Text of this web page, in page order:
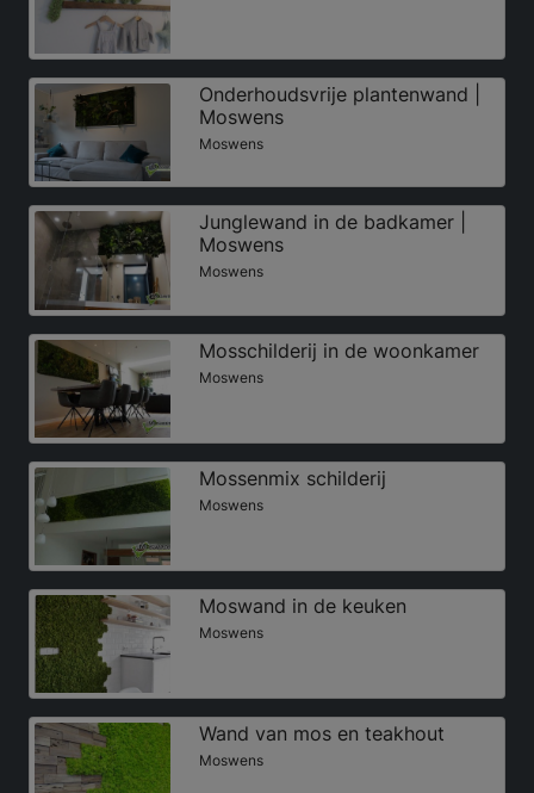
Onderhoudsvrije plantenwand |
Moswens
Moswens
Junglewand in de badkamer |
Moswens
Moswens
Mosschilderij in de woonkamer
Moswens
Mossenmix schilderij
Moswens
Moswand in de keuken
Moswens
Wand van mos en teakhout
Moswens